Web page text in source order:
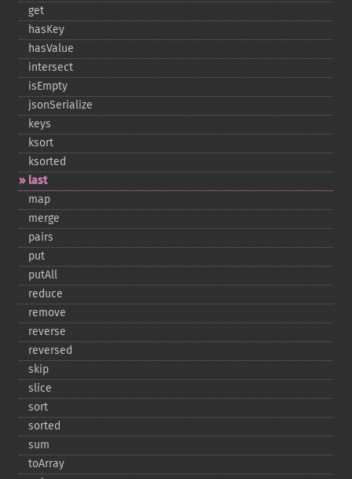
get
hasKey
hasValue
intersect
isEmpty
jsonSerialize
keys
ksort
ksorted
last
map
merge
pairs
put
putAll
reduce
remove
reverse
reversed
skip
slice
sort
sorted
sum
toArray